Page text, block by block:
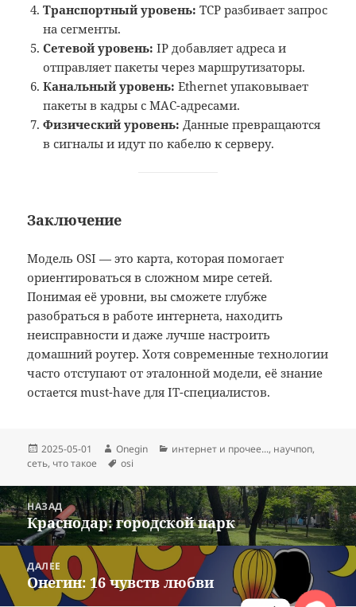
Транспортный уровень: TCP разбивает запрос
на сегменты.
Сетевой уровень: IP добавляет адреса и
отправляет пакеты через маршрутизаторы.
Канальный уровень: Ethernet упаковывает
пакеты в кадры с MAC-адресами.
Физический уровень: Данные превращаются
в сигналы и идут по кабелю к серверу.
Заключение
Модель OSI — это карта, которая помогает
ориентироваться в сложном мире сетей.
Понимая её уровни, вы сможете глубже
разобраться в работе интернета, находить
неисправности и даже лучше настроить
домашний роутер. Хотя современные технологии
часто отступают от эталонной модели, её знание
остается must-have для IT-специалистов.
Опубликовано
2025-05-01 Автор
Onegin Рубрики
интернет и прочее..., научпоп,
сеть, что такое Метки
osi
Навигация
по
записям
НАЗАД
Предыдущая
запись:
Краснодар: городской парк
ДАЛЕЕ
Следующая
запись:
Онегин: 16 чувств любви